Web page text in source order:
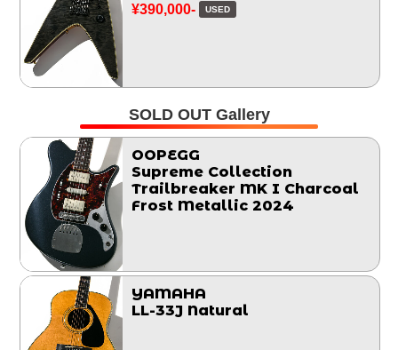
¥390,000- USED
SOLD OUT Gallery
OOPEGG
Supreme Collection
Trailbreaker MK I Charcoal
Frost Metallic 2024
YAMAHA
LL-33J Natural